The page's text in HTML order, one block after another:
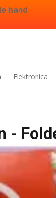
hand
Elektronica
-